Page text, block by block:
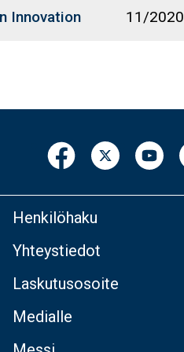
Innovation 11/2020
Henkilöhaku
Yhteystiedot
Laskutusosoite
Medialle